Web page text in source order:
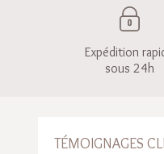
Expédition
sous 24h
TÉMOIGNAGES